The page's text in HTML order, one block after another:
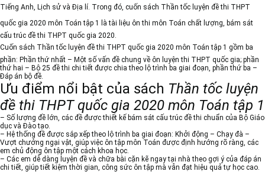
Tiếng Anh, Lịch sử và Địa lí. Trong đó, cuốn sách Thần tốc luyện đề thi THPT
quốc gia 2020 môn Toán tập 1
là tài liệu ôn thi môn Toán chất lượng, bám sát
cấu trúc đề thi THPT quốc gia 2020.
Cuốn sách Thần tốc luyện đề thi THPT quốc gia 2020 môn Toán tập 1 gồm ba
phần: Phần thứ nhất – Một số vấn đề chung về ôn luyện thi THPT quốc gia; phần
thứ hai – Bộ 25 đề thi chi tiết được chia theo lộ trình ba giai đoạn, phần thứ ba –
Đáp án bộ đề.
Ưu điểm nổi bật của sách Thần tốc luyện
đề thi THPT quốc gia 2020 môn Toán tập 1
– Số lượng đề lớn, các đề được thiết kế bám sát cấu trúc đề thi chuẩn của Bộ Giáo
dục và Đào tạo.
– Hệ thống đề được sắp xếp theo lộ trình ba giai đoạn: Khởi động – Chạy đà –
Vượt chướng ngại vật, giúp việc ôn tập môn Toán được định hướng rõ ràng, các
em chủ động ôn tập một cách khoa học.
– Các em dễ dàng luyện đề và chữa bài cặn kẽ ngay tại nhà theo gợi ý của đáp án
chi tiết, giúp tiết kiệm thời gian, công sức ôn tập mà vẫn đạt hiệu quả tự học cao.